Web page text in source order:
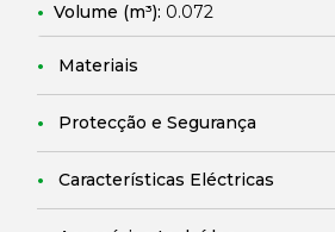
Volume (m³): 0.072
Materiais
Protecção e Segurança
Características Eléctricas